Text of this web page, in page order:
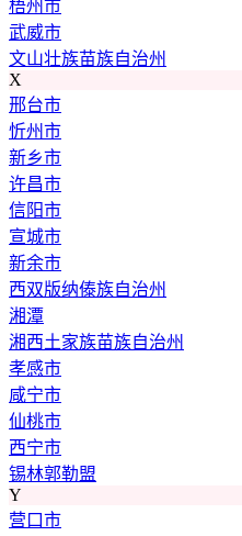
梧州市
武威市
文山壮族苗族自治州
X
邢台市
忻州市
新乡市
许昌市
信阳市
宣城市
新余市
西双版纳傣族自治州
湘潭
湘西土家族苗族自治州
孝感市
咸宁市
仙桃市
西宁市
锡林郭勒盟
Y
营口市